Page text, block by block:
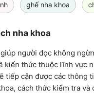
ghế nha khoa
nha khoa
người đọc không
kiến thức thuộc lĩnh vực
tiếp cận được các thông
cách thức kiểm tra